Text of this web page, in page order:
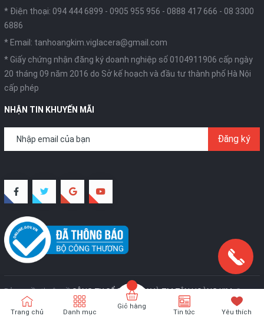
* Điện thoại: 094 444 6899 - 0905 955 956 - 0888 417 666 - 08 3300
6886
* Email: tanhoangkim.viglacera@gmail.com
* Giấy chứng nhận đăng ký doanh nghiệp số 0104911906 cấp ngày
20 tháng 09 năm 2016 do Sở kế hoạch và đầu tư thành phố Hà Nội
cấp phép
NHẬN TIN KHUYẾN MÃI
Đăng ký
Bản quyền thuộc vềCÔNG TY CỔ PHẦN SX VÀ TM TÂN HOÀNG KIM.Cung
cấp bởi
Trang chủ Danh mục
Giỏ hàng
Tin tức Yêu thích